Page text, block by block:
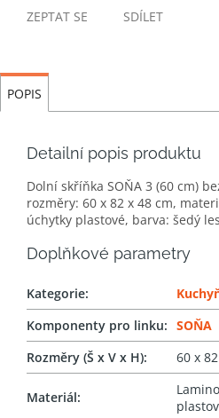
ZEPTAT SE SDÍLET
POPIS
Detailní popis produktu
Dolní skříňka SOŇA 3 (60 cm)
rozměry: 60 x 82 x 48 cm,
úchytky plastové, barva: šedý
Doplňkové parametry
Kategorie:
Komponenty pro linku: SOŇA
Rozměry (Š x V x H): 60 x
Materiál: